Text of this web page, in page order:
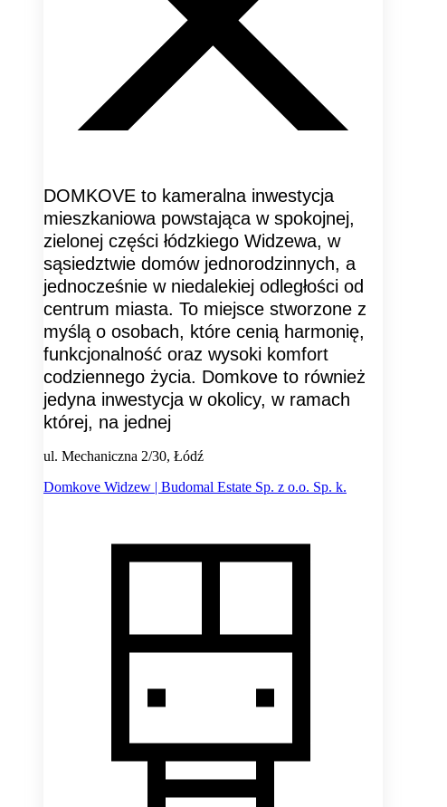
DOMKOVE to kameralna inwestycja
mieszkaniowa powstająca w spokojnej,
zielonej części łódzkiego Widzewa, w
sąsiedztwie domów jednorodzinnych, a
jednocześnie w niedalekiej odległości od
centrum miasta. To miejsce stworzone z
myślą o osobach, które cenią harmonię,
funkcjonalność oraz wysoki komfort
codziennego życia. Domkove to również
jedyna inwestycja w okolicy, w ramach
której, na jednej
ul. Mechaniczna 2/30, Łódź
Domkove Widzew | Budomal Estate Sp. z o.o. Sp. k.